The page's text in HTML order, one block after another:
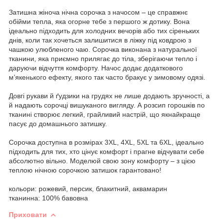
Затишна жіноча нічна сорочка з начосом – це справжнє
обійми тепла, яка огорне тебе з першого ж дотику. Вона
ідеально підходить для холодних вечорів або тих сіреньких
днів, коли так хочеться залишитися в ліжку під ковдрою з
чашкою улюбленого чаю. Сорочка виконана з натуральної
тканини, яка приємно прилягає до тіла, зберігаючи тепло і
даруючи відчуття комфорту. Начос додає додаткового
м’якенького ефекту, якого так часто бракує у зимовому одязі.
Довгі рукави й ґудзики на грудях не лише додають зручності, а
й надають сорочці вишуканого вигляду. А розсип горошків по
тканині створює легкий, грайливий настрій, що якнайкраще
пасує до домашнього затишку.
Сорочка доступна в розмірах 3XL, 4XL, 5XL та 6XL, ідеально
підходить для тих, хто цінує комфорт і прагне відчувати себе
абсолютно вільно. Моделюй свою зону комфорту – з цією
теплою нічною сорочкою затишок гарантовано!
кольори: рожевий, персик, блакитний, аквамарин
тканинна: 100% бавовна
Приховати